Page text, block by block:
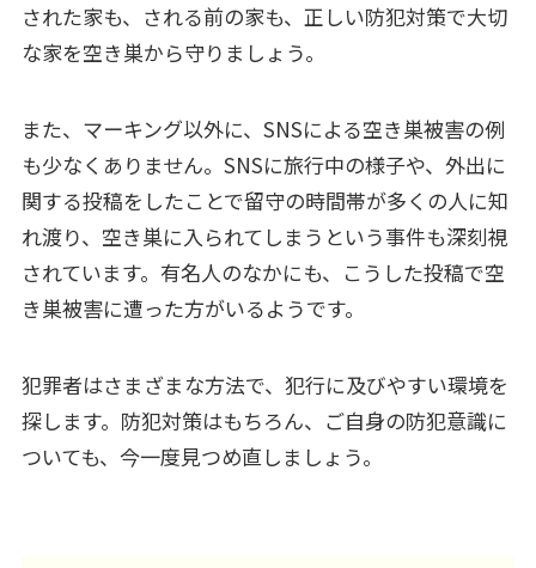
された家も、される前の家も、正しい防犯対策で大切
な家を空き巣から守りましょう。
また、マーキング以外に、SNSによる空き巣被害の例
も少なくありません。SNSに旅行中の様子や、外出に
関する投稿をしたことで留守の時間帯が多くの人に知
れ渡り、空き巣に入られてしまうという事件も深刻視
されています。有名人のなかにも、こうした投稿で空
き巣被害に遭った方がいるようです。
犯罪者はさまざまな方法で、犯行に及びやすい環境を
探します。防犯対策はもちろん、ご自身の防犯意識に
ついても、今一度見つめ直しましょう。